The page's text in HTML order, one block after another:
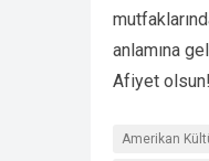
anlamına
Afiyet olsun!
Amerikan